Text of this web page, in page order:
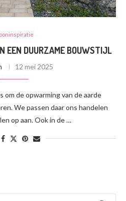
EEN DUURZAME BOUWSTIJL
12 mei 2025
om de opwarming van de aarde
We passen daar ons handelen
op aan. Ook in de …